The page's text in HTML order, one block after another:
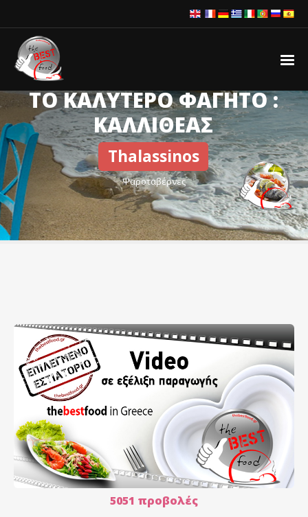
ΤΟ ΚΑΛΥΤΕΡΟ ΦΑΓΗΤΟ :
ΚΑΛΛΙΘΕΑΣ
Thalassinos
Ψαροταβέρνες
5051 προβολές